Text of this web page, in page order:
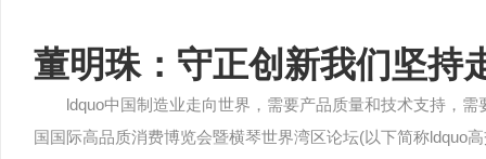
董明珠：守正创新我们坚持
ldquo中国制造业走向世界，需要产品质量和技术支持，
国国际高品质消费博览会暨横琴世界湾区论坛(以下简称ldquo